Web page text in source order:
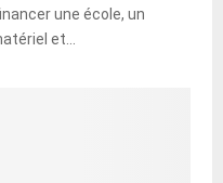
une école, un
et...